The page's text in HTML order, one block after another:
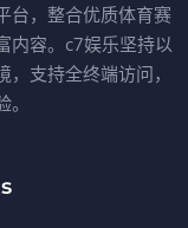
台，整合优质体育赛
内容。c7娱乐坚持以
支持全终端访问，